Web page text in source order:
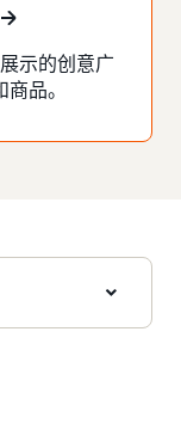
示的创意广
品。